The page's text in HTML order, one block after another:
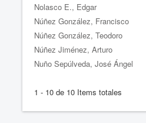
Nolasco E., Edgar
Núñez González, Francisco
Núñez González, Teodoro
Núñez Jiménez, Arturo
Nuño Sepúlveda, José Ángel
1 - 10 de 10 Items totales